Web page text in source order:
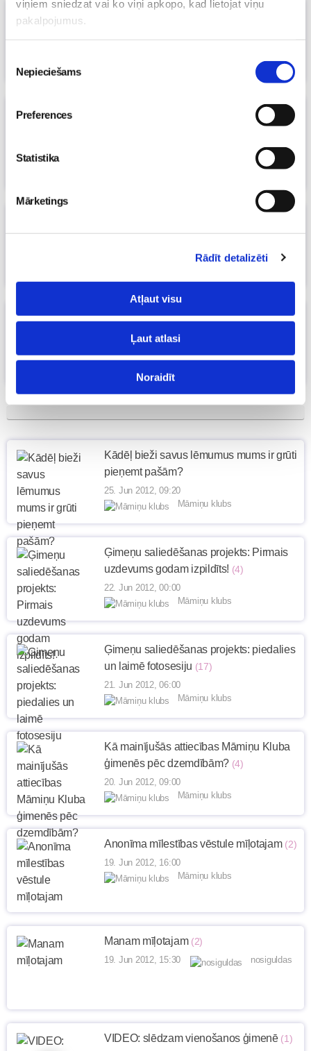
viņiem sniedzat vai ko viņi apkopo, kad lietojat viņu
pakalpojumus.
izvēle
Nepieciešams
Preferences
Statistika
Mārketings
Rādīt detalizēti
Atļaut visu
Ļaut atlasi
Noraidīt
Inga Bite: iznēsāt mazuli ir vienīgais
Māmiņu klubs
Ar ko atšķiras ģimene no laulības?
26. Jun 2012, 09:00
Kādēļ bieži savus lēmumus mums ir grūti
pieņemt pašām?
25. Jun 2012, 09:20
Māmiņu klubs
Ģimeņu saliedēšanas projekts: Pirmais
uzdevums godam izpildīts! (4)
22. Jun 2012, 00:00
Māmiņu klubs
Ģimeņu saliedēšanas projekts: piedalies
un laimē fotosesiju (17)
21. Jun 2012, 06:00
Māmiņu klubs
Kā mainījušās attiecības Māmiņu Kluba
ģimenēs pēc dzemdībām? (4)
20. Jun 2012, 09:00
Māmiņu klubs
Anonīma mīlestības vēstule mīļotajam (2)
19. Jun 2012, 16:00
Māmiņu klubs
Manam mīļotajam (2)
19. Jun 2012, 15:30 nosiguldas
VIDEO: slēdzam vienošanos ģimenē (1)